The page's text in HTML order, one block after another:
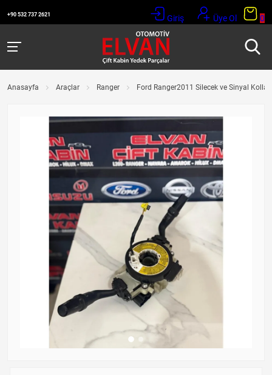
+90 532 737 2621 Giriş Üye Ol 0
Anasayfa Araçlar Ranger Ford Ranger2011 Silecek ve Sinyal Kolları